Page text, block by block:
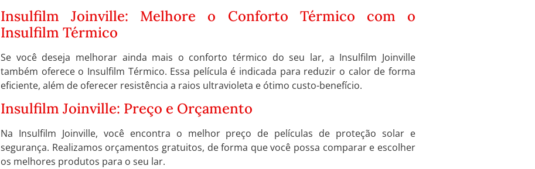
Insulfilm Joinville: Melhore o Conforto Térmico com o
Insulfilm Térmico
Se você deseja melhorar ainda mais o conforto térmico do seu lar, a Insulfilm Joinville
também oferece o Insulfilm Térmico. Essa película é indicada para reduzir o calor de forma
eficiente, além de oferecer resistência a raios ultravioleta e ótimo custo-benefício.
Insulfilm Joinville: Preço e Orçamento
Na Insulfilm Joinville, você encontra o melhor preço de películas de proteção solar e
segurança. Realizamos orçamentos gratuitos, de forma que você possa comparar e escolher
os melhores produtos para o seu lar.